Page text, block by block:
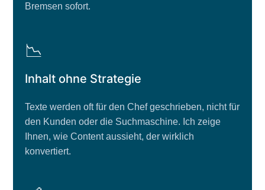
Bremsen sofort.
📉
Inhalt ohne Strategie
Texte werden oft für den Chef geschrieben, nicht für
den Kunden oder die Suchmaschine. Ich zeige
Ihnen, wie Content aussieht, der wirklich
konvertiert.